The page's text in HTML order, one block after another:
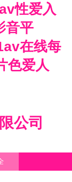
性爱入
音平
在线每
色爱人
公司